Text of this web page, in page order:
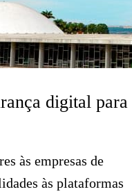
digital para
às empresas de
às plataformas